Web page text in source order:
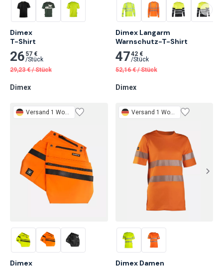
Dimex
T-Shirt
26 57 €
/Stück
29,23 € /Stück
Dimex
Dimex Langarm
Warnschutz-T-Shirt
4742 €
/Stück
52,16 € /Stück
Dimex
Versand 1 Woche
Dimex
Versand 1 Woche
Dimex Damen